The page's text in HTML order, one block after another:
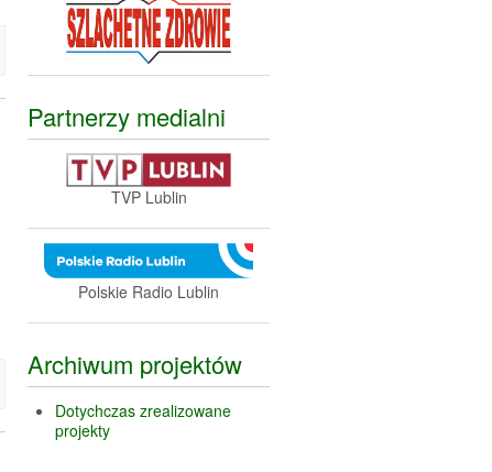
Partnerzy medialni
TVP Lublin
Polskie Radio Lublin
Archiwum projektów
Dotychczas zrealizowane
projekty